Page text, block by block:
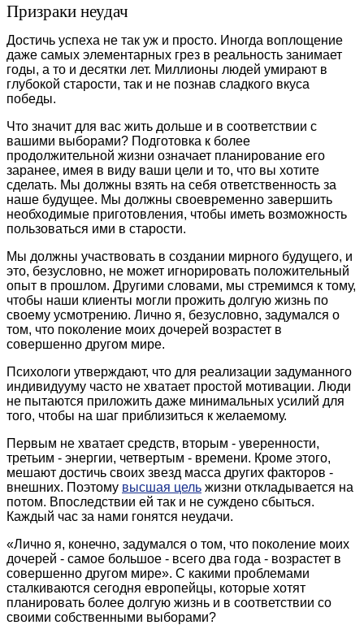
Призраки неудач
Достичь успеха не так уж и просто. Иногда воплощение
даже самых элементарных грез в реальность занимает
годы, а то и десятки лет. Миллионы людей умирают в
глубокой старости, так и не познав сладкого вкуса
победы.
Что значит для вас жить дольше и в соответствии с
вашими выборами? Подготовка к более
продолжительной жизни означает планирование его
заранее, имея в виду ваши цели и то, что вы хотите
сделать. Мы должны взять на себя ответственность за
наше будущее. Мы должны своевременно завершить
необходимые приготовления, чтобы иметь возможность
пользоваться ими в старости.
Мы должны участвовать в создании мирного будущего, и
это, безусловно, не может игнорировать положительный
опыт в прошлом. Другими словами, мы стремимся к тому,
чтобы наши клиенты могли прожить долгую жизнь по
своему усмотрению. Лично я, безусловно, задумался о
том, что поколение моих дочерей возрастет в
совершенно другом мире.
Психологи утверждают, что для реализации задуманного
индивидууму часто не хватает простой мотивации. Люди
не пытаются приложить даже минимальных усилий для
того, чтобы на шаг приблизиться к желаемому.
Первым не хватает средств, вторым - уверенности,
третьим - энергии, четвертым - времени. Кроме этого,
мешают достичь своих звезд масса других факторов -
внешних. Поэтому высшая цель жизни откладывается на
потом. Впоследствии ей так и не суждено сбыться.
Каждый час за нами гонятся неудачи.
«Лично я, конечно, задумался о том, что поколение моих
дочерей - самое большое - всего два года - возрастет в
совершенно другом мире». С какими проблемами
сталкиваются сегодня европейцы, которые хотят
планировать более долгую жизнь и в соответствии со
своими собственными выборами?